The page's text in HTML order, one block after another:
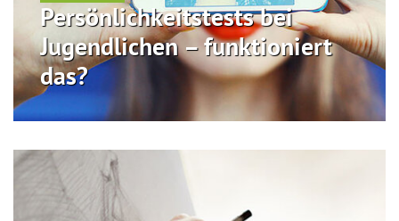
Persönlichkeitstests bei
Jugendlichen – funktioniert
das?